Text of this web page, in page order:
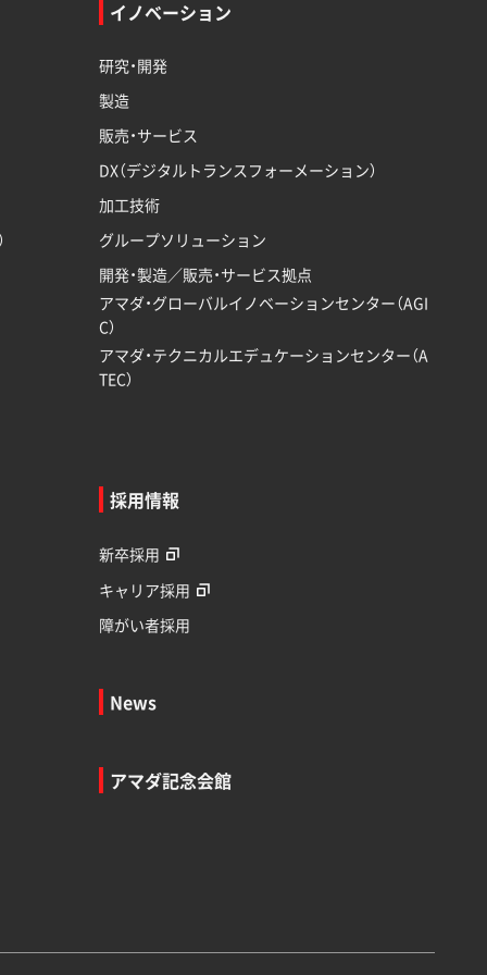
イノベーション
研究・開発
製造
販売・サービス
DX（デジタルトランスフォーメーション）
加工技術
グループソリューション
開発・製造／販売・サービス拠点
アマダ・グローバルイノベーションセンター（AGI
C）
アマダ・テクニカルエデュケーションセンター（A
TEC）
採用情報
新卒採用
キャリア採用
障がい者採用
News
アマダ記念会館